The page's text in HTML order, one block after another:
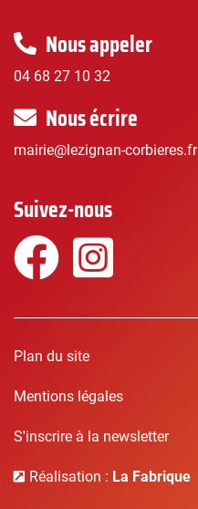
Nous appeler
04 68 27 10 32
Nous écrire
mairie@lezignan-corbieres.fr
Suivez-nous
Facebook
Plan du site
Mentions légales
S'inscrire à la newsletter
Réalisation : La Fabrique